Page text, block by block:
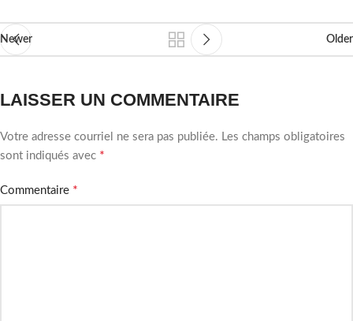
Newer Older
LAISSER UN COMMENTAIRE
Votre adresse courriel ne sera pas publiée. Les champs obligatoires
sont indiqués avec *
Commentaire *